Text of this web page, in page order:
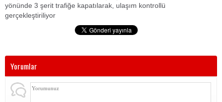
yönünde 3 şerit trafiğe kapatılarak, ulaşım kontrollü
gerçekleştiriliyor
Yorumlar